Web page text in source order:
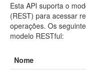
Dados Abertos
Lei de Acesso à
Planejamento
Esta API suporta o
(REST) para acessar
operações. Os
modelo RESTful:
Nome